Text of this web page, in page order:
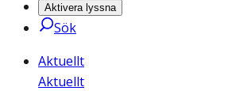
Aktivera lyssna
Sök
Aktuellt
Aktuellt